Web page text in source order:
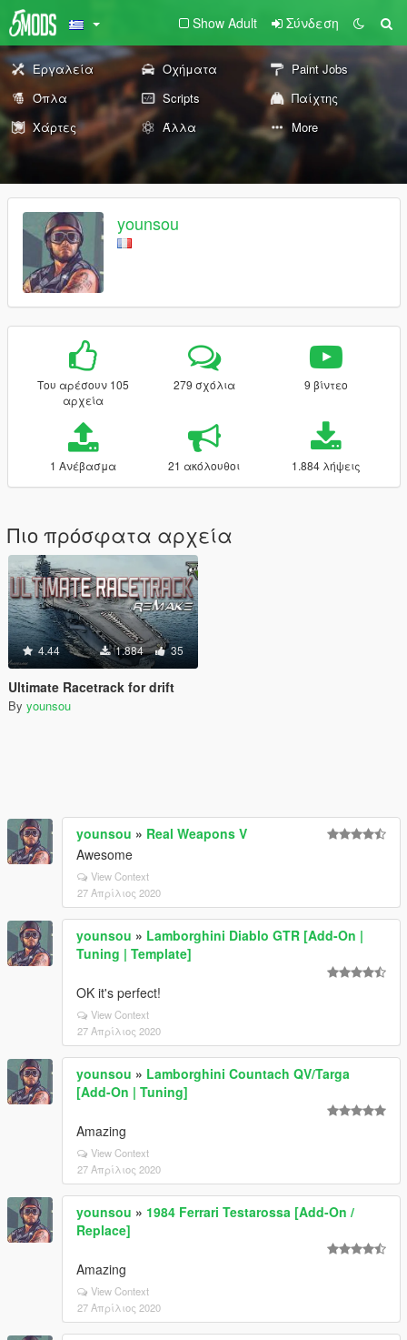
Show Adult Σύνδεση
Εργαλεία Οχήματα
Paint Jobs
Όπλα
Scripts
Παίχτης
Χάρτες
Άλλα More
younsou
Του αρέσουν 105
αρχεία
279 σχόλια 9 βίντεο
1 Ανέβασμα 21 ακόλουθοι 1.884 λήψεις
Πιο πρόσφατα αρχεία
4.44 1.884 35
Ultimate Racetrack for drift
By younsou
younsou » Real Weapons V
Awesome
View Context
27 Απρίλιος 2020
younsou » Lamborghini Diablo GTR [Add-On |
Tuning | Template]
OK it's perfect!
View Context
27 Απρίλιος 2020
younsou » Lamborghini Countach QV/Targa
[Add-On | Tuning]
Amazing
View Context
27 Απρίλιος 2020
younsou » 1984 Ferrari Testarossa [Add-On /
Replace]
Amazing
View Context
27 Απρίλιος 2020